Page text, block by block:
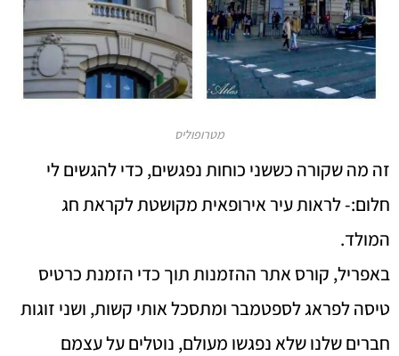
מטרופוליס
זה מה שקורה כששני כוחות נפגשים, כדי להגשים לי
חלום:- לראות עיר אירופאית מקושטת לקראת חג
המולד.
באפריל, קורס אתר ההזמנות תוך כדי הזמנת כרטיס
טיסה לפראג לספטמבר ומתסכל אותי קשות, ושני זוגות
חברים שלנו שלא נפגשו מעולם, נוטלים על עצמם